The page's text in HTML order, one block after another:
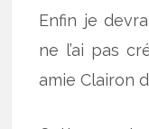
Enfin je
ne l’ai pas
amie Clairon